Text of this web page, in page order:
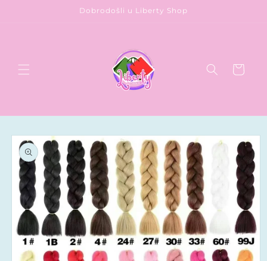
Dobrodošli u Liberty Shop
Korpa
informacije
proizvodu